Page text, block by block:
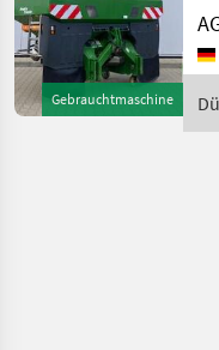
Gebrauchtmaschine
&
/